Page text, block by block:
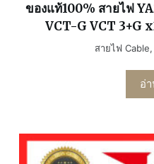
ของแท้100% สายไฟ
VCT-G VCT 3+G
สายไฟ Cable,
อ่